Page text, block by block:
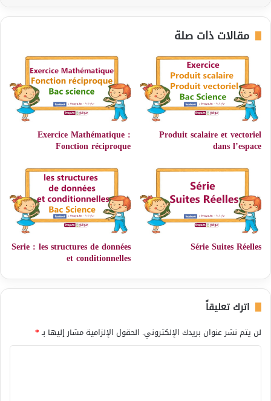
مقالات ذات صلة
Produit scalaire et vectoriel
dans l’espace
Exercice Mathématique :
Fonction réciproque
Série Suites Réelles
Serie : les structures de données
et conditionnelles
اترك تعليقاً
لن يتم نشر عنوان بريدك الإلكتروني. الحقول الإلزامية مشار إليها بـ*